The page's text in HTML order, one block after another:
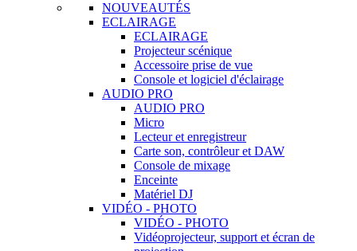
NOUVEAUTÉS
ECLAIRAGE
ECLAIRAGE
Projecteur scénique
Accessoire prise de vue
Console et logiciel d'éclairage
AUDIO PRO
AUDIO PRO
Micro
Lecteur et enregistreur
Carte son, contrôleur et DAW
Console de mixage
Enceinte
Matériel DJ
VIDÉO - PHOTO
VIDÉO - PHOTO
Vidéoprojecteur, support et écran de